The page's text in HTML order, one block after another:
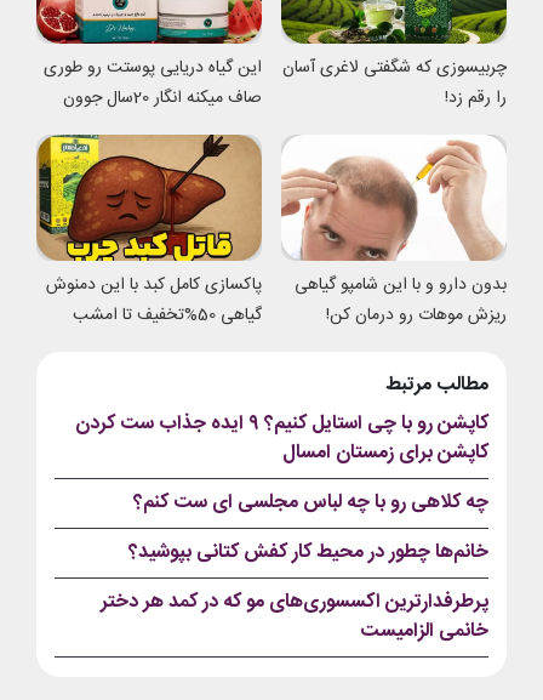
چربیسوزی که شگفتی لاغری آسان
را رقم زد!
این گیاه دریایی پوستت رو طوری
صاف میکنه انگار 20سال جوون
شدی
بدون دارو و با این شامپو گیاهی
ریزش موهات رو درمان کن!
پاکسازی کامل کبد با این دمنوش
گیاهی 50%تخفیف تا امشب
مطالب مرتبط
کاپشن رو با چی استایل کنیم؟ ۹ ایده جذاب ست کردن
کاپشن برای زمستان امسال
چه کلاهی رو با چه لباس مجلسی ای ست کنم؟
خانم‌ها چطور در محیط کار کفش کتانی بپوشید؟
پرطرفدارترین اکسسوری‌های مو که در کمد هر دختر
خانمی الزامیست